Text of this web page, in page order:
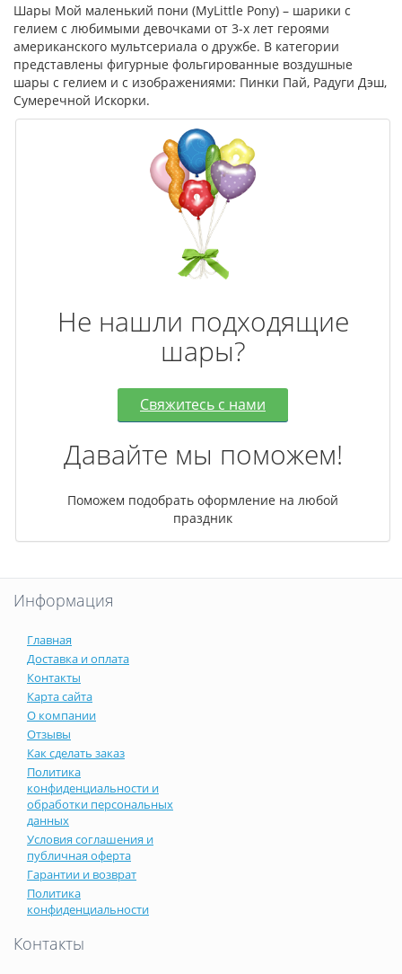
Шары Мой маленький пони (MyLittle Pony) – шарики с
гелием с любимыми девочками от 3-х лет героями
американского мультсериала о дружбе. В категории
представлены фигурные фольгированные воздушные
шары с гелием и с изображениями: Пинки Пай, Радуги Дэш,
Сумеречной Искорки.
Не нашли подходящие
шары?
Свяжитесь с нами
Давайте мы поможем!
Поможем подобрать оформление на любой
праздник
Информация
Главная
Доставка и оплата
Контакты
Карта сайта
О компании
Отзывы
Как сделать заказ
Политика
конфиденциальности и
обработки персональных
данных
Условия соглашения и
публичная оферта
Гарантии и возврат
Политика
конфиденциальности
Контакты